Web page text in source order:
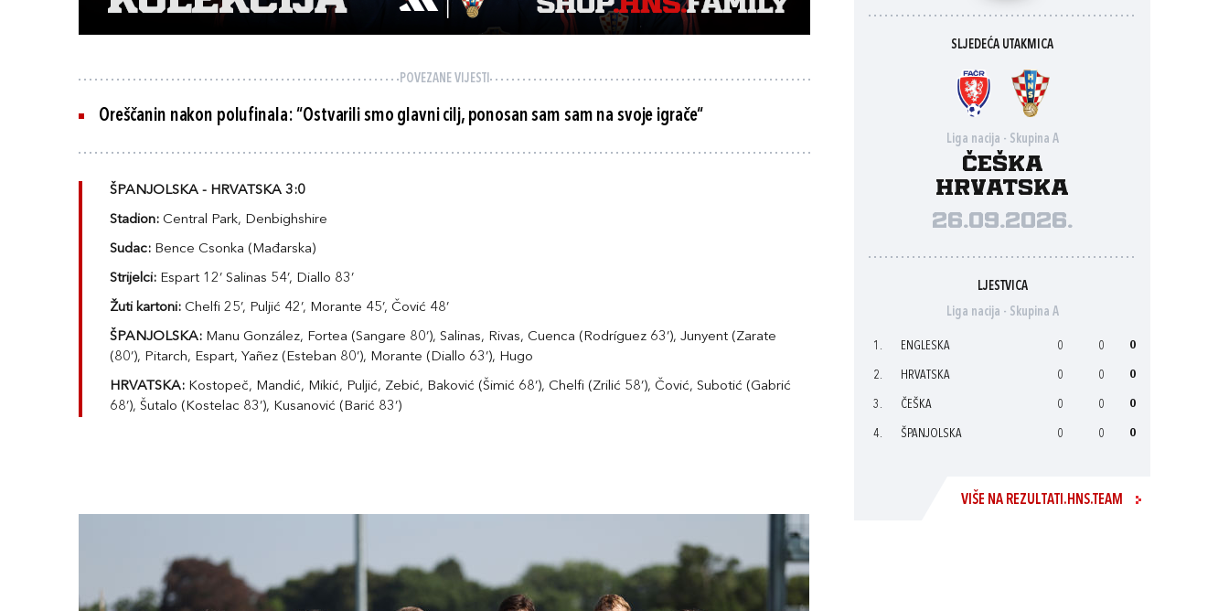
POVEZANE VIJESTI
Oreščanin nakon polufinala: “Ostvarili smo glavni cilj, ponosan sam sam na svoje igrače“
ŠPANJOLSKA - HRVATSKA 3:0
Stadion: Central Park, Denbighshire
Sudac: Bence Csonka (Mađarska)
Strijelci: Espart 12’ Salinas 54’, Diallo 83’
Žuti kartoni: Chelfi 25’, Puljić 42’, Morante 45’, Čović 48’
ŠPANJOLSKA: Manu González, Fortea (Sangare 80’), Salinas, Rivas, Cuenca (Rodríguez 63’), Junyent (Zarate
(80’), Pitarch, Espart, Yañez (Esteban 80’), Morante (Diallo 63’), Hugo
HRVATSKA: Kostopeč, Mandić, Mikić, Puljić, Zebić, Baković (Šimić 68’), Chelfi (Zrilić 58’), Čović, Subotić (Gabrić
68’), Šutalo (Kostelac 83’), Kusanović (Barić 83’)
SLJEDEĆA UTAKMICA
Liga nacija - Skupina A
Češka
Hrvatska
26.09.2026.
LJESTVICA
Liga nacija - Skupina A
1. ENGLESKA 0 0 0
2. HRVATSKA 0 0 0
3. ČEŠKA 0 0 0
4. ŠPANJOLSKA 0 0 0
VIŠE NA REZULTATI.HNS.TEAM